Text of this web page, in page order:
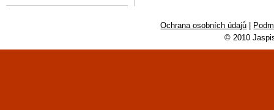
Ochrana osobních údajů
© 2010